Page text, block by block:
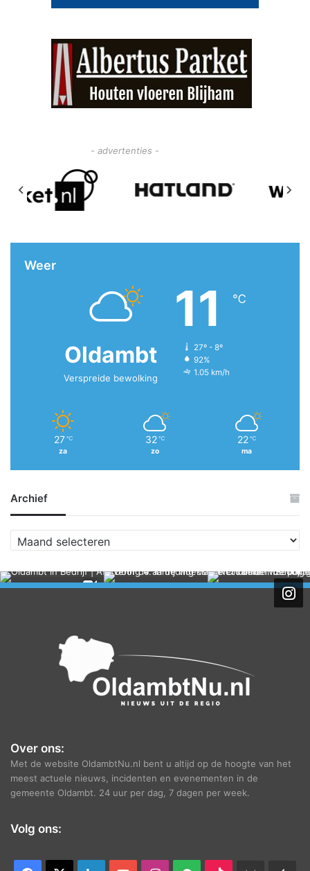
- advertenties -
Weer
Oldambt
Verspreide bewolking
11 ℃
27º - 8º
92%
1.05 km/h
27 ℃
za
32 ℃
zo
22 ℃
ma
Archief
r
h
Over ons:
Met de website OldambtNu.nl bent u altijd op de hoogte van het
meest actuele nieuws, incidenten en evenementen in de
gemeente Oldambt. 24 uur per dag, 7 dagen per week.
Volg ons: